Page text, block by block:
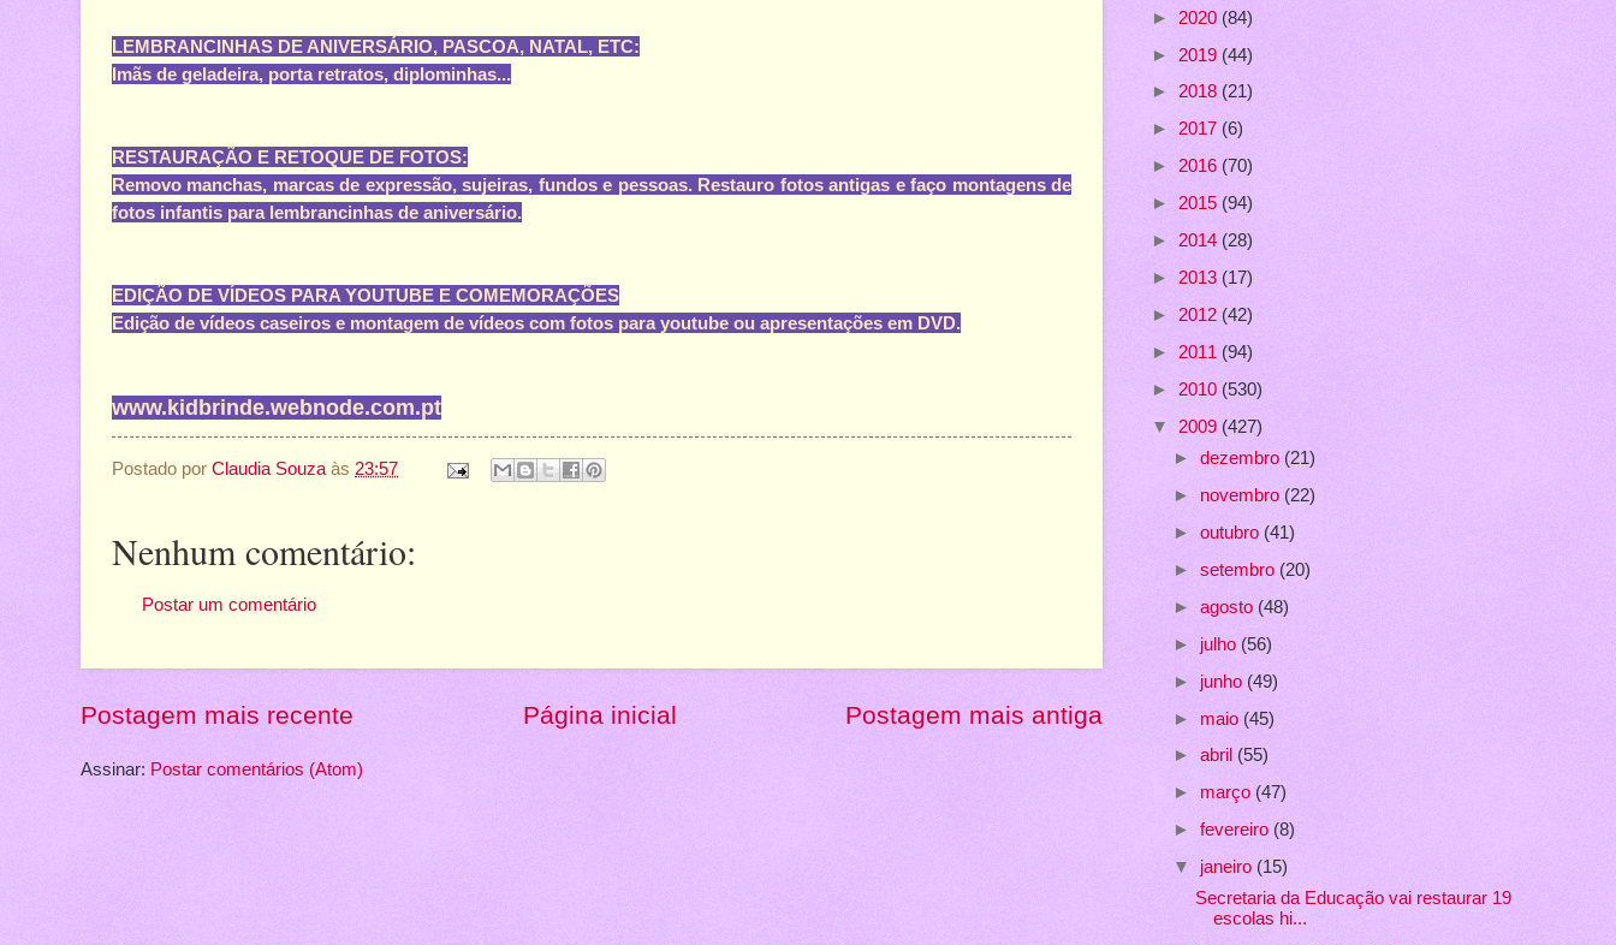
LEMBRANCINHAS DE ANIVERSÁRIO, PASCOA, NATAL, ETC:
Imãs de geladeira, porta retratos, diplominhas...
RESTAURAÇÃO E RETOQUE DE FOTOS:
Removo manchas, marcas de expressão, sujeiras, fundos e pessoas. Restauro fotos antigas e faço montagens de
fotos infantis para lembrancinhas de aniversário.
EDIÇÃO DE VÍDEOS PARA YOUTUBE E COMEMORAÇÕES
Edição de vídeos caseiros e montagem de vídeos com fotos para youtube ou apresentações em DVD.
www.kidbrinde.webnode.com.pt
Postado por Claudia Souza às 23:57
Nenhum comentário:
Postar um comentário
Postagem mais recente Postagem mais antiga
Página inicial
Assinar: Postar comentários (Atom)
► 2020 (84)
► 2019 (44)
► 2018 (21)
► 2017 (6)
► 2016 (70)
► 2015 (94)
► 2014 (28)
► 2013 (17)
► 2012 (42)
► 2011 (94)
► 2010 (530)
▼ 2009 (427)
► dezembro (21)
► novembro (22)
► outubro (41)
► setembro (20)
► agosto (48)
► julho (56)
► junho (49)
► maio (45)
► abril (55)
► março (47)
► fevereiro (8)
▼ janeiro (15)
Secretaria da Educação vai restaurar 19
escolas hi...